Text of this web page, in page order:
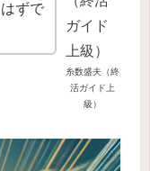
糸数盛夫（終
活ガイド上
級）
ずで